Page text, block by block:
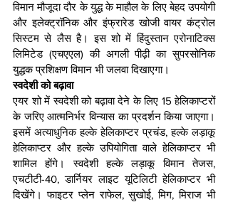
विमान मौजूदा दौर के युद्ध के माहौल के लिए बेहद उपयोगी
और इलेक्ट्रॉनिक और इंफ्रारेड खोजी वायर कंट्रोल
सिस्टम से लैस है। इस शो में हिंदुस्तान एरोनाटिक्स
लिमिटेड (एचएएल) की अगली पीढ़ी का सुपरसोनिक
युद्धक प्रशिक्षण विमान भी जलवा दिखाएगा।
स्वदेशी को बढ़ावा
एयर शो में स्वदेशी को बढ़ावा देने के लिए 15 हेलिकाप्टरों
के जरिए आत्मनिर्भर विन्यास का प्रदर्शन किया जाएगा।
इसमें अत्याधुनिक हल्के हेलिकाप्टर प्रचंड, हल्के लड़ाकू
हेलिकाप्टर और हल्के उपियोगिता वाले हेलिकाप्टर भी
शामिल होंगे। स्वदेशी हल्के लड़ाकू विमान तेजस,
एचटीटी-40, डार्नियर लाइट यूटिलिटी हेलिकाप्टर भी
दिखेंगे। फाइटर प्लेन राफेल, सुखोई, मिग, मिराज भी